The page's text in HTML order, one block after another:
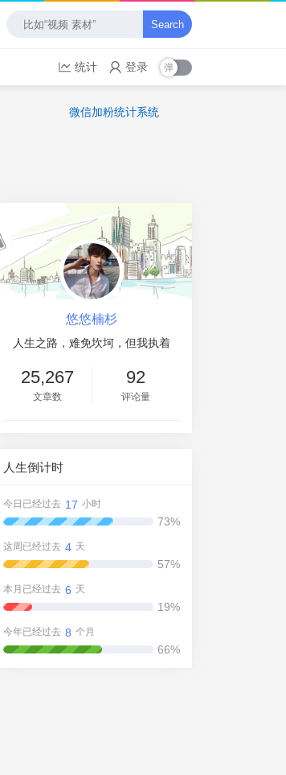
Search
统计 登录
微信加粉统计系统
悠悠楠杉
人生之路，难免坎坷，但我执着
25,267
文章数
92
评论量
人生倒计时
今日已经过去 17 小时
73%
这周已经过去 4 天
57%
本月已经过去 6 天
19%
今年已经过去 8 个月
66%